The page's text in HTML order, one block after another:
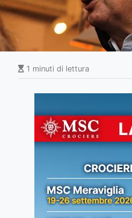
1 minuti di lettura